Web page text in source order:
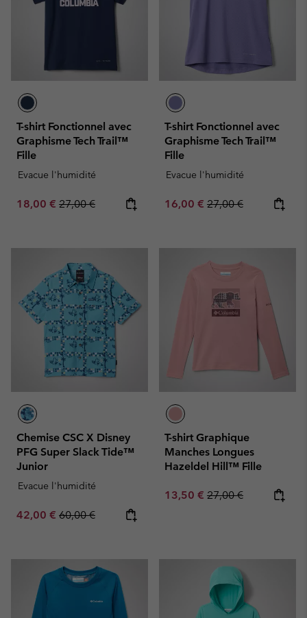
T-shirt Fonctionnel avec
Graphisme Tech Trail™
Fille
Evacue l'humidité
Sale price:
18,00 € Regular price:
27,00 €
T-shirt Fonctionnel avec
Graphisme Tech Trail™
Fille
Evacue l'humidité
Sale price:
16,00 € Regular price:
27,00 €
Chemise CSC X Disney
PFG Super Slack Tide™
Junior
Evacue l'humidité
Sale price:
42,00 € Regular price:
60,00 €
T-shirt Graphique
Manches Longues
Hazeldel Hill™ Fille
Sale price:
13,50 € Regular price:
27,00 €